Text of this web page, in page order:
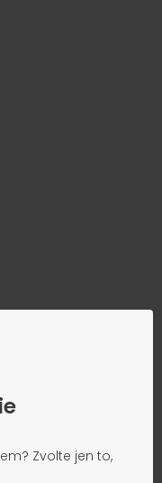
Zvolte jen to,